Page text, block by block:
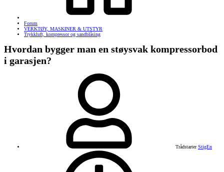
Forum
VERKTØY, MASKINER & UTSTYR
Trykkluft, kompressor og sandblåsing
Hvordan bygger man en støysvak kompressorbod
i garasjen?
Trådstarter StigEn